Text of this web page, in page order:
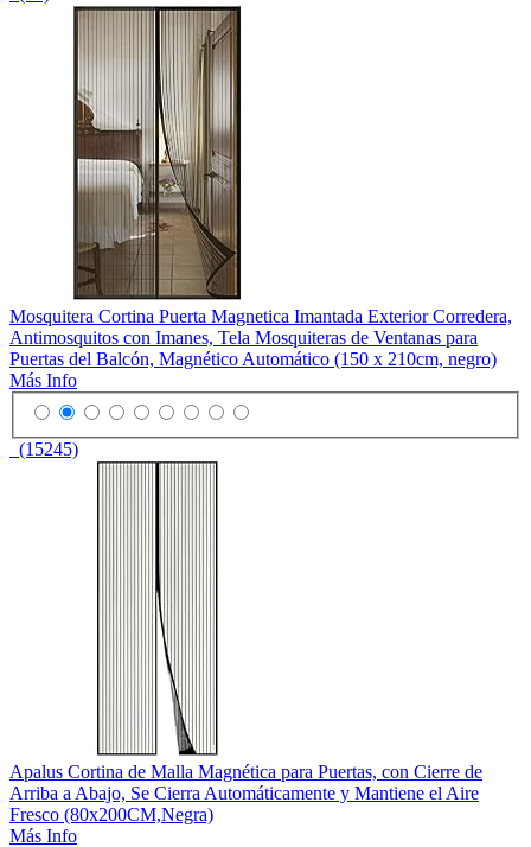
Mosquitera Cortina Puerta Magnetica Imantada Exterior Corredera,
Antimosquitos con Imanes, Tela Mosquiteras de Ventanas para
Puertas del Balcón, Magnético Automático (150 x 210cm, negro)
Más Info
(15245)
Apalus Cortina de Malla Magnética para Puertas, con Cierre de
Arriba a Abajo, Se Cierra Automáticamente y Mantiene el Aire
Fresco (80x200CM,Negra)
Más Info